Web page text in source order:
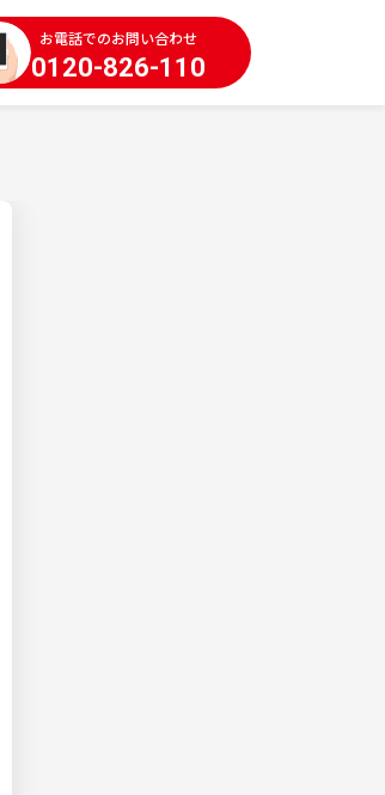
お電話でのお問い合わせ
0120-826-110